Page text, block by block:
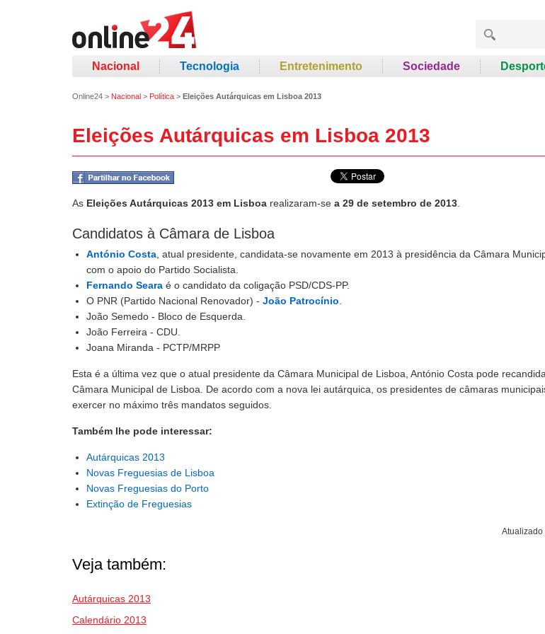
Nacional Tecnologia Entretenimento Sociedade
Online24 > Nacional > Política > Eleições Autárquicas em Lisboa 2013
Eleições Autárquicas em Lisboa 2013
As Eleições Autárquicas 2013 em Lisboa realizaram-se a 29 de setembro de 2013
Candidatos à Câmara de Lisboa
António Costa , atual presidente, candidata-se novamente em 2013 à presidência da Câmara
com o apoio do Partido Socialista.
Fernando Seara é o candidato da coligação PSD/CDS-PP.
O PNR (Partido Nacional Renovador) - João Patrocínio
João Semedo - Bloco de Esquerda.
João Ferreira - CDU.
Joana Miranda - PCTP/MRPP
Esta é a última vez que o atual presidente da Câmara Municipal de Lisboa, António Costa pode
Câmara Municipal de Lisboa. De acordo com a nova lei autárquica, os presidentes de câmaras
exercer no máximo três mandatos seguidos.
Também lhe pode interessar:
Autárquicas 2013
Novas Freguesias de Lisboa
Novas Freguesias do Porto
Extinção de Freguesias
Atualizado
Veja também:
Autárquicas 2013
Calendário 2013